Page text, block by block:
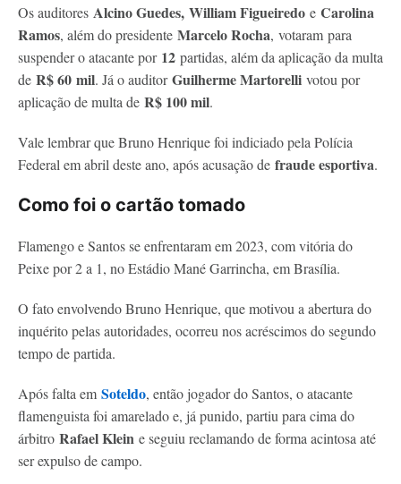
Os auditores Alcino Guedes, William Figueiredo e Carolina
Ramos, além do presidente Marcelo Rocha, votaram para
suspender o atacante por 12 partidas, além da aplicação da multa
de R$ 60 mil. Já o auditorGuilherme Martorelli votou por
aplicação de multa de R$ 100 mil.
Vale lembrar que Bruno Henrique foi indiciado pela Polícia
Federal em abril deste ano, após acusação de fraude esportiva.
Como foi o cartão tomado
Flamengo e Santos se enfrentaram em 2023, com vitória do
Peixe por 2 a 1, no Estádio Mané Garrincha, em Brasília.
O fato envolvendo Bruno Henrique, que motivou a abertura do
inquérito pelas autoridades, ocorreu nos acréscimos do segundo
tempo de partida.
Após falta em Soteldo, então jogador do Santos, o atacante
flamenguista foi amarelado e, já punido, partiu para cima do
árbitro Rafael Klein e seguiu reclamando de forma acintosa até
ser expulso de campo.